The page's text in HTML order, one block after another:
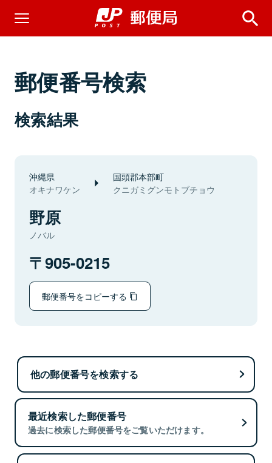
郵便番号検索
検索結果
沖縄県
オキナワケン
国頭郡本部町
クニガミグンモトブチョウ
野原
ノバル
905-0215
郵便番号をコピーする
他の郵便番号を検索する
最近検索した郵便番号
過去に検索した郵便番号をご覧いただけます。